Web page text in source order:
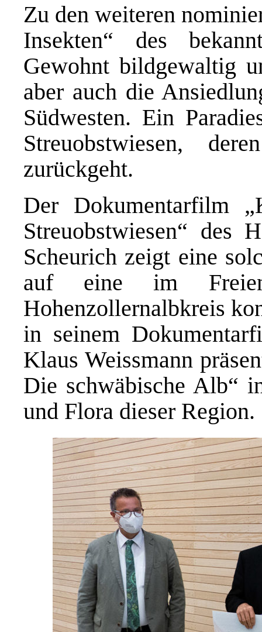
Zu den weiteren
Insekten“ des
Gewohnt bildgewaltig
aber auch die
Südwesten. Ein
Streuobstwiesen,
zurückgeht.
Der Dokumentarfilm
Streuobstwiesen“ des
Scheurich zeigt eine
auf eine im
Hohenzollernalbkreis
in seinem
Klaus Weissmann
Die schwäbische Alb“
und Flora dieser Region.